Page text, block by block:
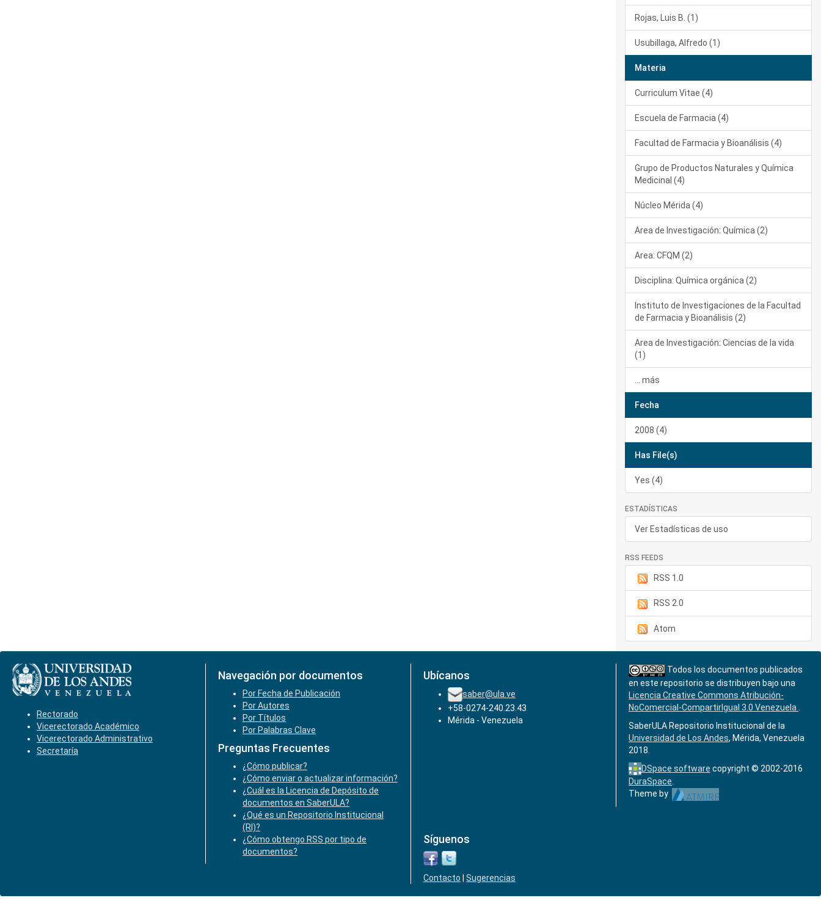
Rojas, Luis B. (1)
Usubillaga, Alfredo (1)
Materia
Curriculum Vitae (4)
Escuela de Farmacia (4)
Facultad de Farmacia y Bioanálisis (4)
Grupo de Productos Naturales y Química
Medicinal (4)
Núcleo Mérida (4)
Area de Investigación: Química (2)
Area: CFQM (2)
Disciplina: Química orgánica (2)
Instituto de Investigaciones de la Facultad
de Farmacia y Bioanálisis (2)
Area de Investigación: Ciencias de la vida
(1)
... más
Fecha
2008 (4)
Has File(s)
Yes (4)
ESTADÍSTICAS
Ver Estadísticas de uso
RSS FEEDS
RSS 1.0
RSS 2.0
Atom
Rectorado
Vicerectorado Académico
Vicerectorado Administrativo
Secretaría
Navegación por documentos
Por Fecha de Publicación
Por Autores
Por Títulos
Por Palabras Clave
Preguntas Frecuentes
¿Cómo publicar?
¿Cómo enviar o actualizar información?
¿Cuál es la Licencia de Depósito de
documentos en SaberULA?
¿Qué es un Repositorio Institucional
(RI)?
¿Cómo obtengo RSS por tipo de
documentos?
Ubícanos
saber@ula.ve
+58-0274-240.23.43
Mérida - Venezuela
Síguenos
Contacto Sugerencias
Todos los documentos publicados
en este repositorio se distribuyen bajo una
Licencia Creative Commons Atribución-
NoComercial-CompartirIgual 3.0 Venezuela
SaberULA Repositorio Institucional de la
Universidad de Los Andes, Mérida, Venezuela
2018.
DSpace software copyright © 2002-2016
DuraSpace.
Theme by